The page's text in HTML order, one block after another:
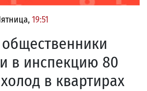
19:51
в инспекцию 80
в квартирах